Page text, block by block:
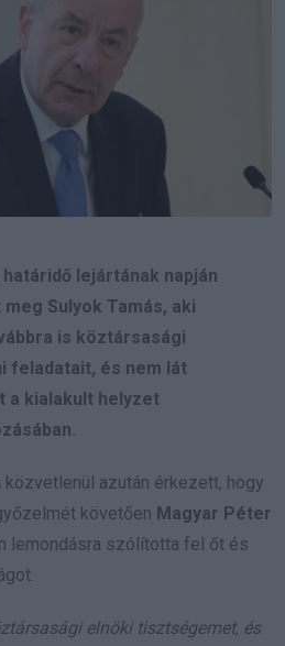
lejártának napján
Sulyok Tamás, aki
is köztársasági
feladatait, és nem lát
a kialakult helyzet
azután érkezett, hogy
követően Magyar Péter
lemondásra szólította fel őt és
elnöki tisztségemet, és